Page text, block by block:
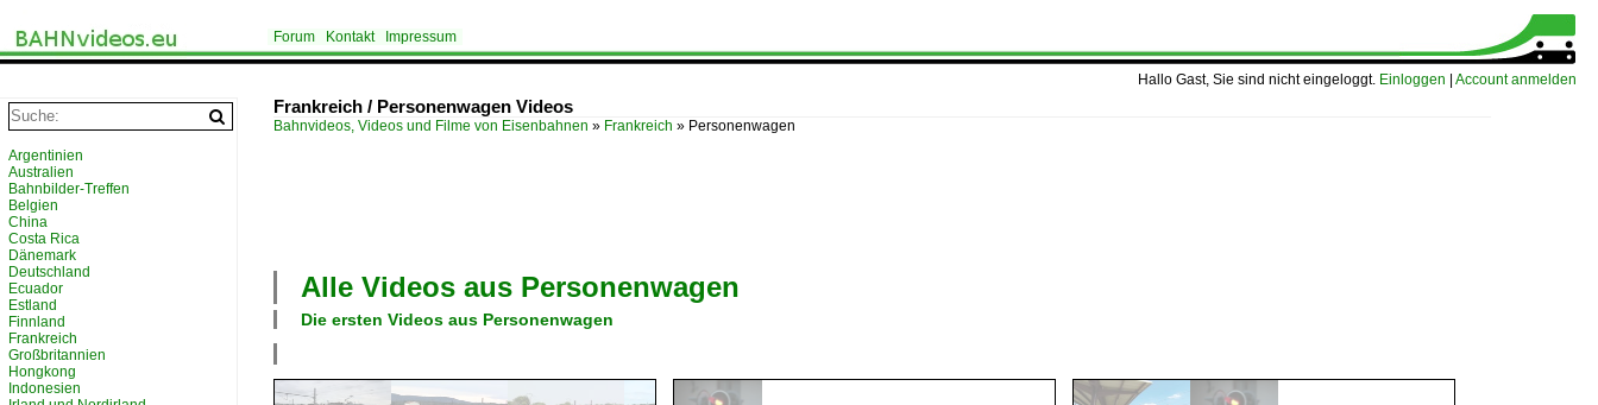
Hallo Gast, Sie sind nicht eingeloggt. Einloggen Account anmelden
Forum Kontakt Impressum
Frankreich / Personenwagen Videos
Bahnvideos, Videos und Filme von Eisenbahnen » Frankreich » Personenwagen
Alle Videos aus Personenwagen
Die ersten Videos aus Personenwagen
Argentinien
Australien
Bahnbilder-Treffen
Belgien
China
Costa Rica
Dänemark
Deutschland
Ecuador
Estland
Finnland
Frankreich
Großbritannien
Hongkong
Indonesien